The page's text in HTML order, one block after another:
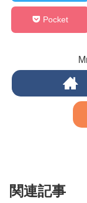
Pocket
関連記事